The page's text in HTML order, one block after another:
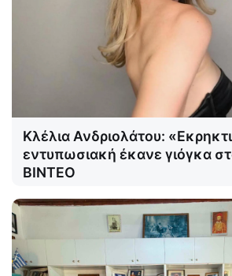
Κλέλια Ανδριολάτου:
εντυπωσιακή έκανε γιόγκα
ΒΙΝΤΕΟ